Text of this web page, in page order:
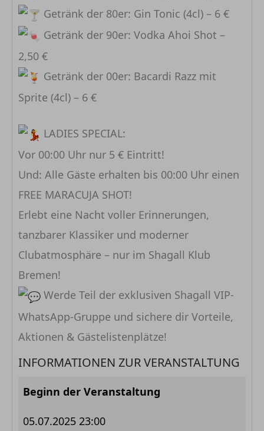
Getränk der 80er: Gin Tonic (4cl) – 6 €
Getränk der 90er: Vodka Ahoi Shot –
2,50 €
Getränk der 00er: Bacardi Razz mit
Sprite (4cl) – 6 €
LADIES SPECIAL:
Vor 00:00 Uhr nur 5 € Eintritt!
Und: Alle Gäste erhalten bis 00:00 Uhr einen
FREE MARACUJA SHOT!
Erlebt eine Nacht voller Erinnerungen,
tanzbarer Klassiker und moderner
Clubatmosphäre – nur im Shagall Klub
Bremen!
Werde Teil der exklusiven Shagall VIP-
WhatsApp-Gruppe und sichere dir Vorteile,
Aktionen & Gästelistenplätze!
INFORMATIONEN ZUR VERANSTALTUNG
Beginn der Veranstaltung
05.07.2025 23:00